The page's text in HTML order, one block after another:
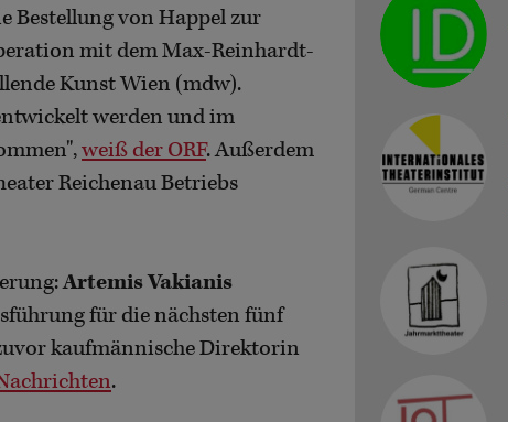
Bestellung von Happel zur
mit dem Max-Reinhardt-
Kunst Wien (mdw).
werden und im
weiß der ORF. Außerdem
Reichenau Betriebs
Artemis Vakianis
für die nächsten fünf
kaufmännische Direktorin
.